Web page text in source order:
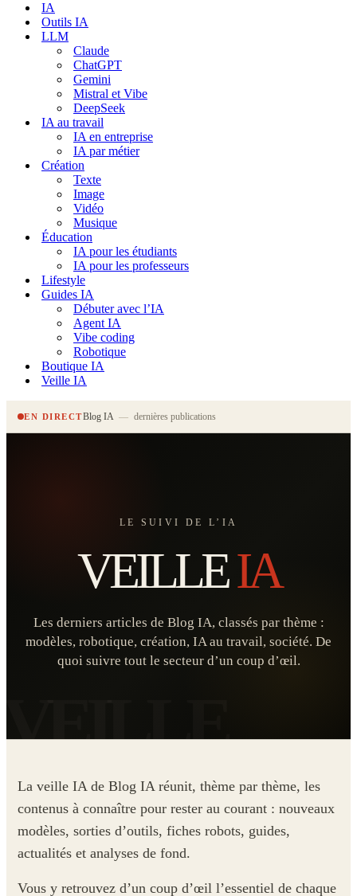
navigation
IA
Outils IA
LLM
Claude
ChatGPT
Gemini
Mistral et Vibe
DeepSeek
IA au travail
IA en entreprise
IA par métier
Création
Texte
Image
Vidéo
Musique
Éducation
IA pour les étudiants
IA pour les professeurs
Lifestyle
Guides IA
Débuter avec l’IA
Agent IA
Vibe coding
Robotique
Boutique IA
Veille IA
EN DIRECTBlog IA — dernières publications
LE SUIVI DE L’IA
VEILLEIA
Les derniers articles de Blog IA, classés par thème :
modèles, robotique, création, IA au travail, société. De
quoi suivre tout le secteur d’un coup d’œil.
La veille IA de Blog IA réunit, thème par thème, les
contenus à connaître pour rester au courant : nouveaux
modèles, sorties d’outils, fiches robots, guides,
actualités et analyses de fond.
Vous y retrouvez d’un coup d’œil l’essentiel de chaque